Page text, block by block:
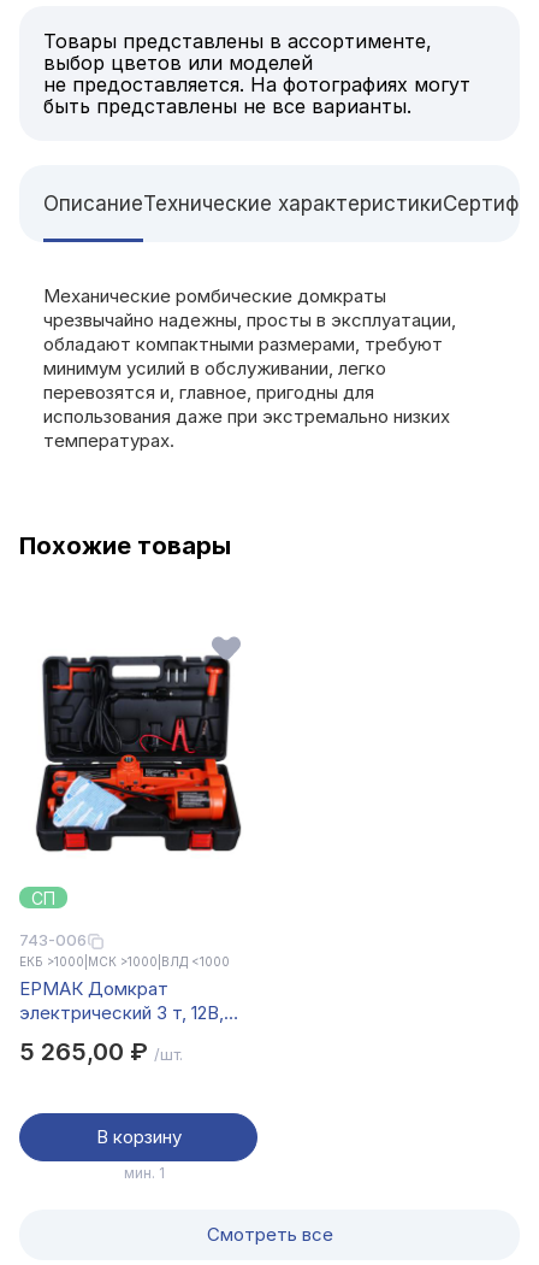
Товары представлены в ассортименте,
выбор цветов или моделей
не предоставляется. На фотографиях могут
быть представлены не все варианты.
ОписаниеТехнические характеристики
Механические ромбические домкраты
чрезвычайно надежны, просты в эксплуатации,
обладают компактными размерами, требуют
минимум усилий в обслуживании, легко
перевозятся и, главное, пригодны для
использования даже при экстремально низких
температурах.
Похожие товары
СП
743-006
ЕКБ >1000 МСК >1000 ВЛД <1000
ЕРМАК Домкрат
электрический 3 т, 12В,
кейсе, х/б перчатки с ПВХ
5 265,00 ₽ /шт.
В корзину
мин. 1
Смотреть все